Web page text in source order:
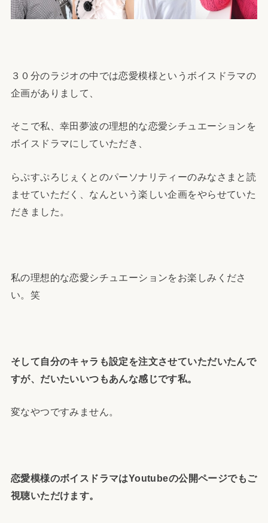
３０分のラジオの中では恋愛模様というボイスドラマの
企画がありまして、
そこで私、幸田夢波の理想的な恋愛シチュエーションを
ボイスドラマにしていただき、
らぷすぷろじぇくとのパーソナリティーのみなさまと読
ませていただく、なんという楽しい企画をやらせていた
だきました。
私の理想的な恋愛シチュエーションをお楽しみくださ
い。笑
そして自分のキャラも設定を注文させていただいたんで
すが、だいたいいつもあんな感じです私。
変なやつですみません。
恋愛模様のボイスドラマはYoutubeの公開ページでもご
視聴いただけます。